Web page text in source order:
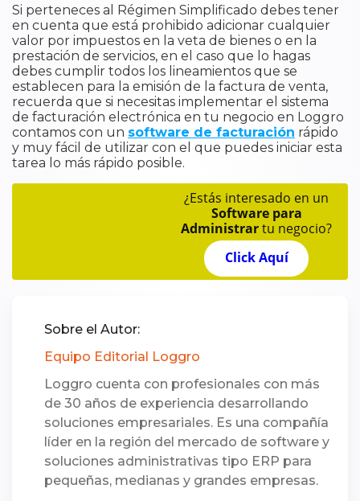
Si perteneces al Régimen Simplificado debes tener
en cuenta que está prohibido adicionar cualquier
valor por impuestos en la veta de bienes o en la
prestación de servicios, en el caso que lo hagas
debes cumplir todos los lineamientos que se
establecen para la emisión de la factura de venta,
recuerda que si necesitas implementar el sistema
de facturación electrónica en tu negocio en Loggro
contamos con un software de facturación rápido
y muy fácil de utilizar con el que puedes iniciar esta
tarea lo más rápido posible.
¿Estás interesado en un
Software para
Administrartu negocio?
Click Aquí
Sobre el Autor:
Equipo Editorial Loggro
Loggro cuenta con profesionales con más
de 30 años de experiencia desarrollando
soluciones empresariales. Es una compañía
líder en la región del mercado de software y
soluciones administrativas tipo ERP para
pequeñas, medianas y grandes empresas.